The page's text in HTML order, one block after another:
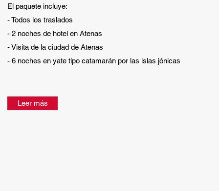
El paquete incluye:
- Todos los traslados
- 2 noches de hotel en Atenas
- Visita de la ciudad de Atenas
- 6 noches en yate tipo catamarán por las islas jónicas
Leer más